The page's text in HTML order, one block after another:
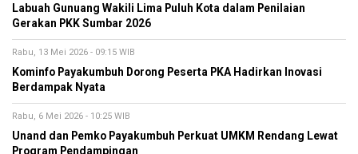
Labuah Gunuang Wakili Lima Puluh Kota dalam Penilaian
Gerakan PKK Sumbar 2026
Rabu, 13 Mei 2026 - 09:15 WIB
Kominfo Payakumbuh Dorong Peserta PKA Hadirkan Inovasi
Berdampak Nyata
Rabu, 6 Mei 2026 - 10:25 WIB
Unand dan Pemko Payakumbuh Perkuat UMKM Rendang Lewat
Program Pendampingan